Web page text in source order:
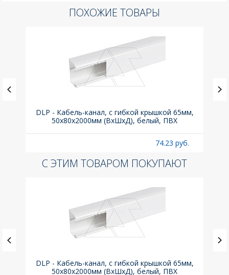
ПОХОЖИЕ ТОВАРЫ
DLP - Кабель-канал, с гибкой крышкой 65мм,
50x80х2000мм (ВхШхД), белый, ПВХ
74.23 руб.
С ЭТИМ ТОВАРОМ ПОКУПАЮТ
DLP - Кабель-канал, с гибкой крышкой 65мм,
50x80х2000мм (ВхШхД), белый, ПВХ